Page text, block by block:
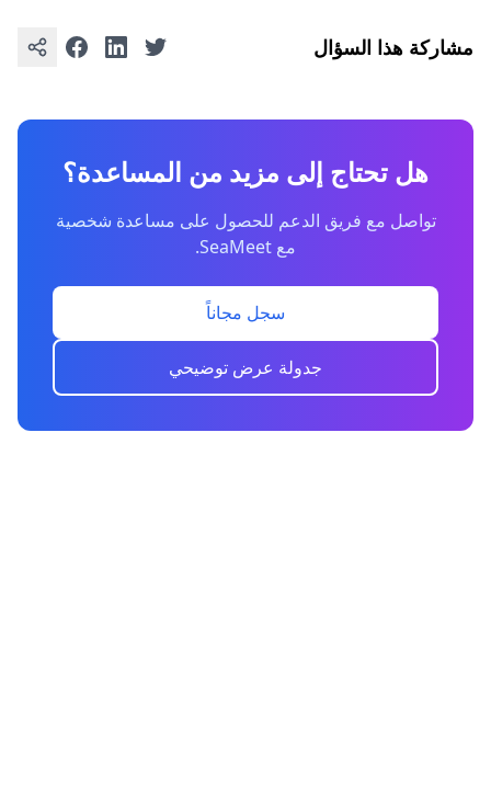
مشاركة هذا السؤال
هل تحتاج إلى مزيد من المساعدة؟
تواصل مع فريق الدعم للحصول على مساعدة شخصية
مع SeaMeet.
سجل مجاناً
جدولة عرض توضيحي